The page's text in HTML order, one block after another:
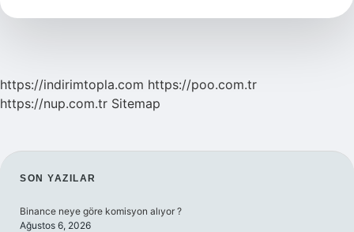
https://indirimtopla.com https://poo.com.tr
https://nup.com.tr Sitemap
SIDEBAR
SON YAZILAR
Binance neye göre komisyon alıyor ?
Ağustos 6, 2026